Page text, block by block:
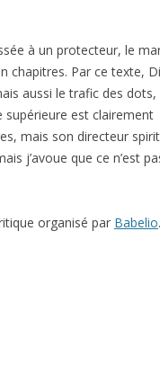
à un protecteur, le
chapitres. Par ce texte,
aussi le trafic des dots,
est clairement
mais son directeur
j’avoue que ce n’est
organisé par Babelio.